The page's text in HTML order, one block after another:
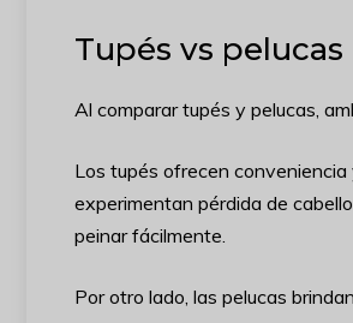
Tupés vs pelucas
Al comparar tupés y pelucas,
Los tupés ofrecen
experimentan pérdida de
peinar fácilmente.
Por otro lado, las pelucas